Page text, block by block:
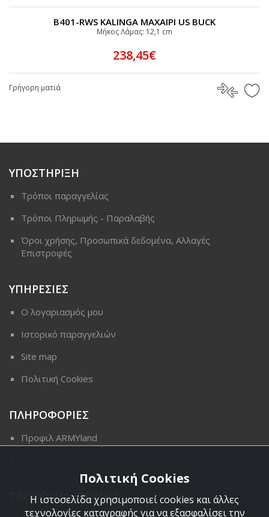
B401-RWS KALINGA ΜΑΧΑΙΡΙ US BUCK
Μήκος Λάμας: 12,1 cm
238,45€
Γρήγορη ματιά
ΥΠΟΣΤΗΡΙΞΗ
Τρόποι παραγγελίας
Τρόποι Πληρωμής - Παραλαβής
Όροι χρήσης, Προσωπικά δεδομένα, Αλλαγές
Επιστροφές
ΥΠΗΡΕΣΙΕΣ
Ο λογαριασμός μου
Ιστορικό παραγγελιών
Site map
Πολιτική Cookies
ΠΛΗΡΟΦΟΡΙΕΣ
Προφιλ ARMYland
ΤΡΟΠΟΙ ΠΛΗΡΩΜΗΣ
Οι διαθέσιμοι τρόποι πληρωμής είναι η Αντικαταβολή,
Πολιτική Cookies
Η ιστοσελίδα χρησιμοποιεί cookies και άλλες
τεχνολογίες καταγραφής για να εξασφαλίσει την